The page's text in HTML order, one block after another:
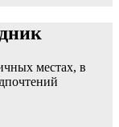
местах, в